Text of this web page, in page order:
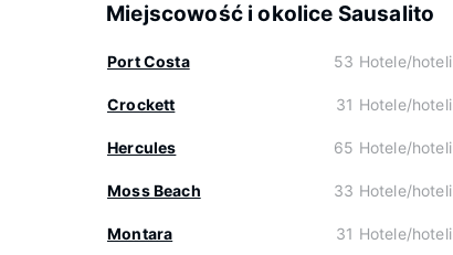
Miejscowość i okolice Sausalito
Port Costa 53 Hotele/hoteli
Crockett 31 Hotele/hoteli
Hercules 65 Hotele/hoteli
Moss Beach 33 Hotele/hoteli
Montara 31 Hotele/hoteli